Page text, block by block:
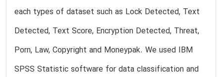
each types of dataset such as Lock Detected, Text
Detected, Text Score, Encryption Detected, Threat,
Porn, Law, Copyright and Moneypak. We used IBM
SPSS Statistic software for data classification and